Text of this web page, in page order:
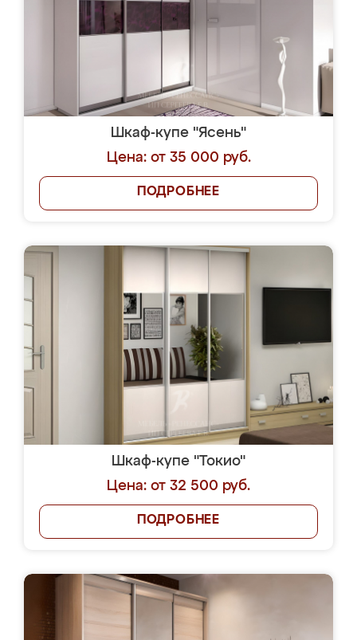
Шкаф-купе "Ясень"
Цена: от 35 000 руб.
ПОДРОБНЕЕ
Шкаф-купе "Токио"
Цена: от 32 500 руб.
ПОДРОБНЕЕ